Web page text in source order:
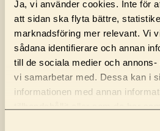
Ja, vi använder cookies. Inte för
att sidan ska flyta bättre,
marknadsföring mer relevant. Vi
sådana identifierare och annan
till de sociala medier och
vi samarbetar med. Dessa kan i
informationen med annan